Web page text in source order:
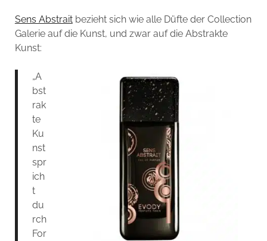
Sens Abstraitbezieht sich wie alle Düfte der Collection
Galerie auf die Kunst, und zwar auf die Abstrakte
Kunst:
„A
bst
rak
te
Ku
nst
spr
ich
t
du
rch
For